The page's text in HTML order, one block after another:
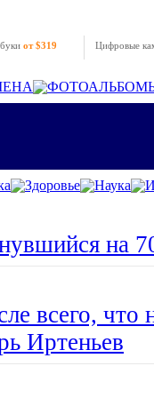
от $319 Цифровые
Здоровье Наука
на
всего, что
Иртеньев